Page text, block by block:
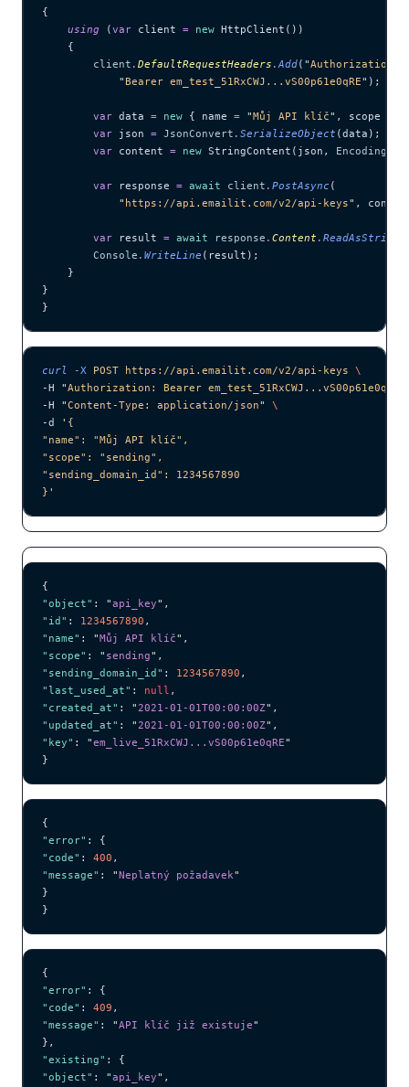
{
    using
(var client = new HttpClient())
    {
        client
. DefaultRequestHeaders .Add( "Authorization
            "
Bearer em_test_51RxCWJ...vS00p61e0qRE" );
        var
data = new { name = "Můj API klíč" , scope
        var
json = JsonConvert . SerializeObject (data);
        var
content = new StringContent(json, Encoding
        var
response = await client . PostAsync (
            "
https://api.emailit.com/v2/api-keys" ,
        var
result = await response . Content .
        Console
. WriteLine (result);
    }
}
}
curl -X POST https://api.emailit.com/v2/api-keys \
-H "Authorization: Bearer em_test_51RxCWJ...vS00p61e0qRE
-H "Content-Type: application/json"
\
-d
' {
"name": "Můj API klíč",
"scope": "sending",
"sending_domain_id": 1234567890
} '
{
"object" : "api_key" ,
"id" : 1234567890 ,
"name" : "Můj API klíč" ,
"scope" : " sending" ,
"sending_domain_id" : 1234567890 ,
"last_used_at" : null ,
"created_at" : "2021-01-01T00:00:00Z" ,
"updated_at" : "2021-01-01T00:00:00Z" ,
"key" : "em_live_51RxCWJ...vS00p61e0qRE"
}
{
"error" : {
"code" : 400 ,
"message" : "Neplatný požadavek"
}
}
{
"error" : {
"code" : 409 ,
"message" : "API klíč již existuje"
},
"existing" : {
"object" : "api_key" ,